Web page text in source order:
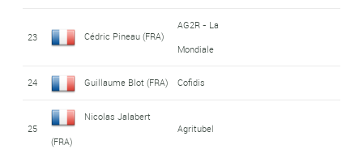
23 Cédric Pineau (FRA)
AG2R - La
Mondiale
24 Guillaume Blot (FRA) Cofidis
25
Nicolas Jalabert
(FRA)
Agritubel